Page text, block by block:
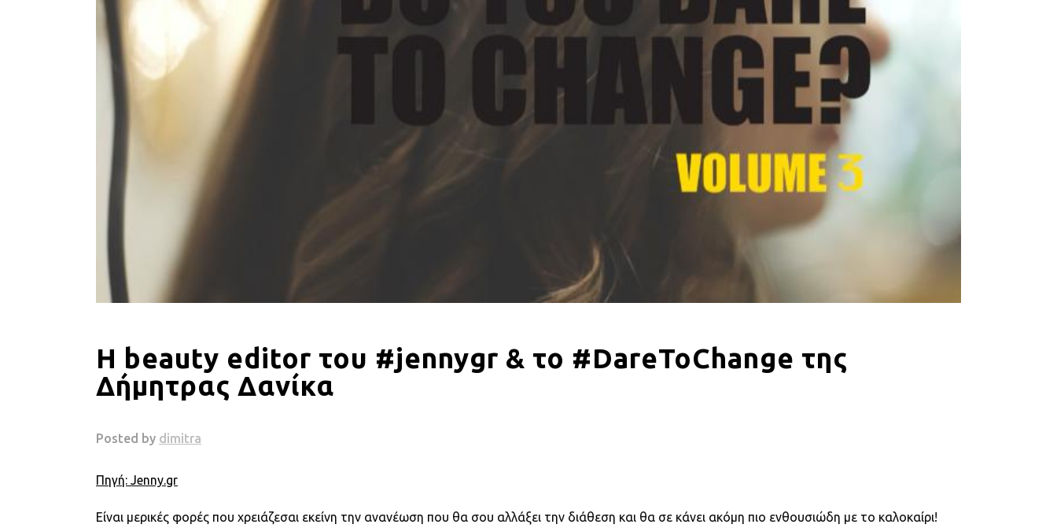
H beauty editor του #jennygr & το #DareToChange της
Δήμητρας Δανίκα
Πηγή: Jenny.gr
Είναι μερικές φορές που χρειάζεσαι εκείνη την ανανέωση που θα σου αλλάξει την διάθεση και θα σε κάνει ακόμη πιο ενθουσιώδη με το καλοκαίρι!